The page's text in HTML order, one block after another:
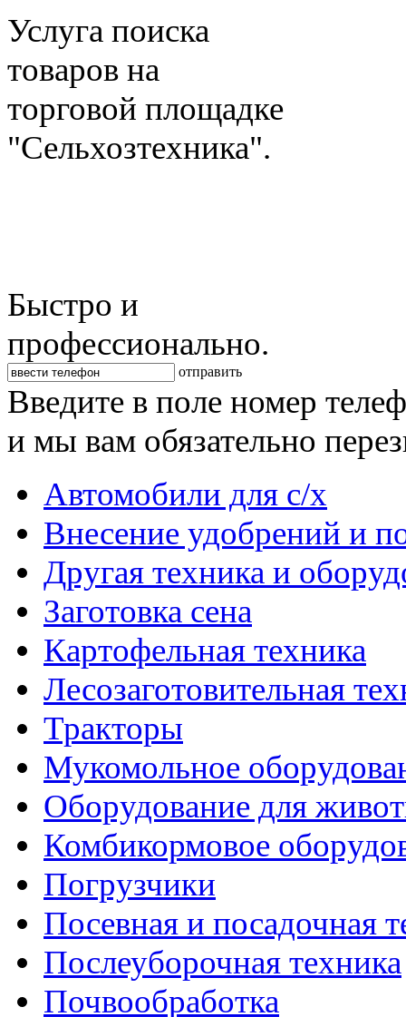
Услуга поиска
товаров на
торговой площадке
"Сельхозтехника".
Быстро и
профессионально.
отправить
Введите в поле номер
и мы вам обязательно
Автомобили для с/х
Внесение удобрений и
Другая техника и
Заготовка сена
Картофельная техника
Лесозаготовительная
Тракторы
Мукомольное
Оборудование для
Комбикормовое
Погрузчики
Посевная и посадочная
Послеуборочная техника
Почвообработка